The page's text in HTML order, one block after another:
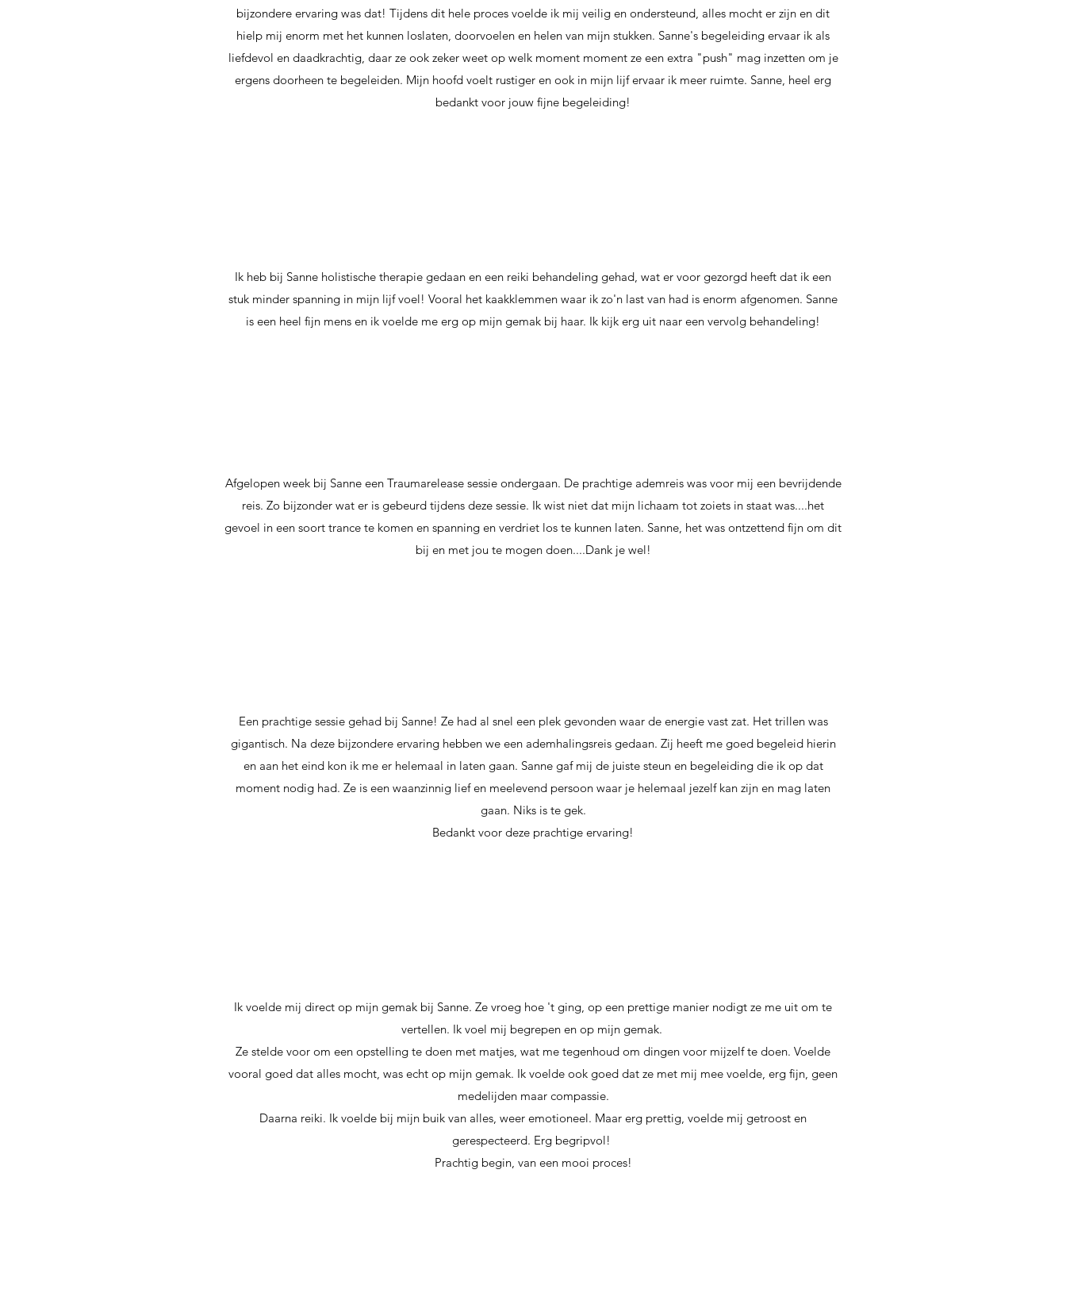
bijzondere ervaring was dat! Tijdens dit hele proces voelde ik mij veilig en ondersteund, alles mocht er zijn en dit
hielp mij enorm met het kunnen loslaten, doorvoelen en helen van mijn stukken. Sanne's begeleiding ervaar ik als
liefdevol en daadkrachtig, daar ze ook zeker weet op welk moment moment ze een extra "push" mag inzetten om je
ergens doorheen te begeleiden. Mijn hoofd voelt rustiger en ook in mijn lijf ervaar ik meer ruimte. Sanne, heel erg
bedankt voor jouw fijne begeleiding!
Ik heb bij Sanne holistische therapie gedaan en een reiki behandeling gehad, wat er voor gezorgd heeft dat ik een
stuk minder spanning in mijn lijf voel! Vooral het kaakklemmen waar ik zo'n last van had is enorm afgenomen. Sanne
is een heel fijn mens en ik voelde me erg op mijn gemak bij haar. Ik kijk erg uit naar een vervolg behandeling!
Afgelopen week bij Sanne een Traumarelease sessie ondergaan. De prachtige ademreis was voor mij een bevrijdende
reis. Zo bijzonder wat er is gebeurd tijdens deze sessie. Ik wist niet dat mijn lichaam tot zoiets in staat was....het
gevoel in een soort trance te komen en spanning en verdriet los te kunnen laten. Sanne, het was ontzettend fijn om dit
bij en met jou te mogen doen....Dank je wel!
Een prachtige sessie gehad bij Sanne! Ze had al snel een plek gevonden waar de energie vast zat. Het trillen was
gigantisch. Na deze bijzondere ervaring hebben we een ademhalingsreis gedaan. Zij heeft me goed begeleid hierin
en aan het eind kon ik me er helemaal in laten gaan. Sanne gaf mij de juiste steun en begeleiding die ik op dat
moment nodig had. Ze is een waanzinnig lief en meelevend persoon waar je helemaal jezelf kan zijn en mag laten
gaan. Niks is te gek.
Bedankt voor deze prachtige ervaring!
Ik voelde mij direct op mijn gemak bij Sanne. Ze vroeg hoe 't ging, op een prettige manier nodigt ze me uit om te
vertellen. Ik voel mij begrepen en op mijn gemak.
Ze stelde voor om een opstelling te doen met matjes, wat me tegenhoud om dingen voor mijzelf te doen. Voelde
vooral goed dat alles mocht, was echt op mijn gemak. Ik voelde ook goed dat ze met mij mee voelde, erg fijn, geen
medelijden maar compassie.
Daarna reiki. Ik voelde bij mijn buik van alles, weer emotioneel. Maar erg prettig, voelde mij getroost en
gerespecteerd. Erg begripvol!
Prachtig begin, van een mooi proces!